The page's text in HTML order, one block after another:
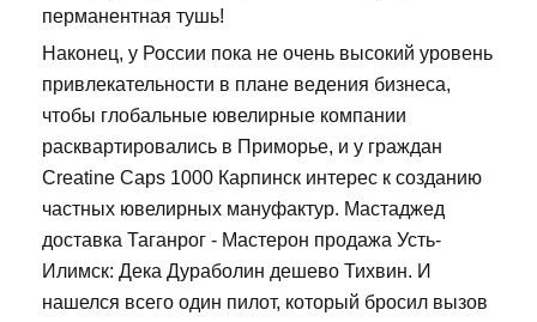
перманентная тушь!
Наконец, у России пока не очень высокий уровень
привлекательности в плане ведения бизнеса,
чтобы глобальные ювелирные компании
расквартировались в Приморье, и у граждан
Creatine Caps 1000 Карпинск интерес к созданию
частных ювелирных мануфактур. Мастаджед
доставка Таганрог - Мастерон продажа Усть-
Илимск: Дека Дураболин дешево Тихвин. И
нашелся всего один пилот, который бросил вызов